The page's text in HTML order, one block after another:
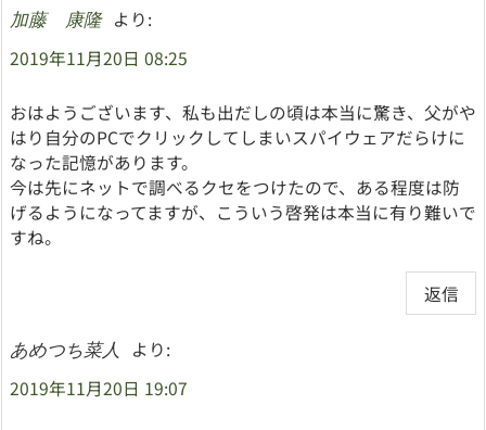
加藤 康隆
より:
2019年11月20日 08:25
おはようございます、私も出だしの頃は本当に驚き、父がや
はり自分のPCでクリックしてしまいスパイウェアだらけに
なった記憶があります。
今は先にネットで調べるクセをつけたので、ある程度は防
げるようになってますが、こういう啓発は本当に有り難いで
すね。
返信
あめつち菜人
より:
2019年11月20日 19:07